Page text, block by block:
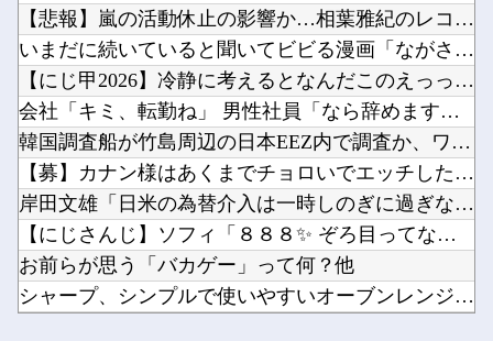
【悲報】嵐の活動休止の影響か…相葉雅紀のレコメンが9月いっぱ...
いまだに続いていると聞いてビビる漫画「ながされて藍蘭島」「咲...
【にじ甲2026】冷静に考えるとなんだこのえっっっな格好は…...
会社「キミ、転勤ね」 男性社員「なら辞めますわ」 → 凄いこ...
韓国調査船が竹島周辺の日本EEZ内で調査か、ワイヤのようなも...
【募】カナン様はあくまでチョロいでエッチしたいキャラ【画像】...
岸田文雄「日米の為替介入は一時しのぎに過ぎない。私なら円を強...
【にじさんじ】ソフィ「８８８✨ ぞろ目ってなんか嬉しくなるよ...
お前らが思う「バカゲー」って何？他
シャープ、シンプルで使いやすいオーブンレンジ「RE-WF18...